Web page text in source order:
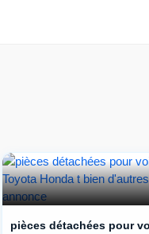
pièces détachées pour